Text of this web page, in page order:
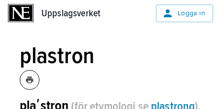
Uppslagsverket Logga in
plastron
plaʹstron